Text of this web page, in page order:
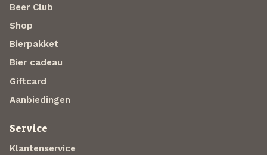
Beer Club
Shop
Bierpakket
Bier cadeau
Giftcard
Aanbiedingen
Service
Klantenservice